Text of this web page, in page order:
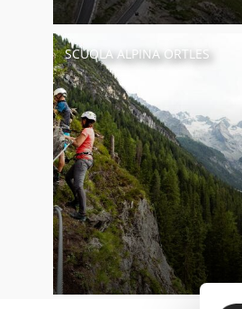
SCUOLA ALPINA ORTLES